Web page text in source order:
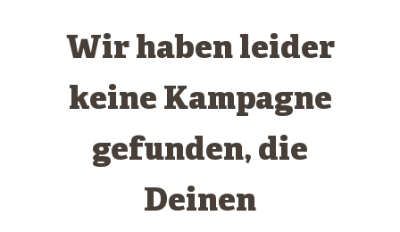
Wir haben leider
keine Kampagne
gefunden, die
Deinen